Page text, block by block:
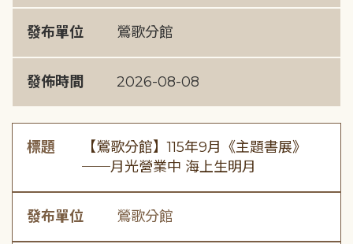
發布單位 鶯歌分館
發佈時間 2026-08-08
標題
【鶯歌分館】115年9月《主題書展》
──月光營業中 海上生明月
發布單位 鶯歌分館